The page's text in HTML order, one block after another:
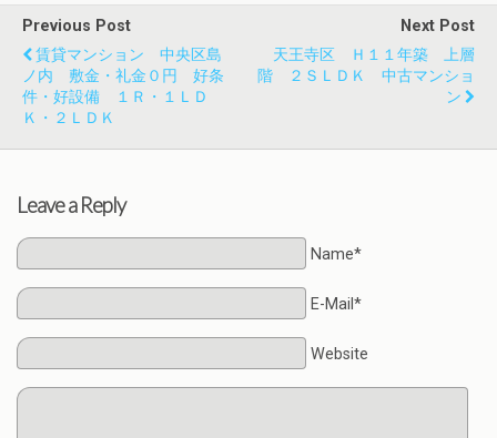
Previous Post
賃貸マンション 中央区島
ノ内 敷金・礼金０円 好条
件・好設備 １Ｒ・１ＬＤ
Ｋ・２ＬＤＫ
Next Post
天王寺区 Ｈ１１年築 上層
階 ２ＳＬＤＫ 中古マンショ
ン
Leave a Reply
Name*
E-Mail*
Website